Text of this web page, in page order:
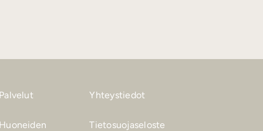
Yhteystiedot
Tietosuojaseloste